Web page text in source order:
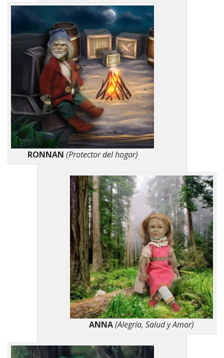
RONNAN (Protector del hogar)
ANNA(Alegría, Salud y Amor)